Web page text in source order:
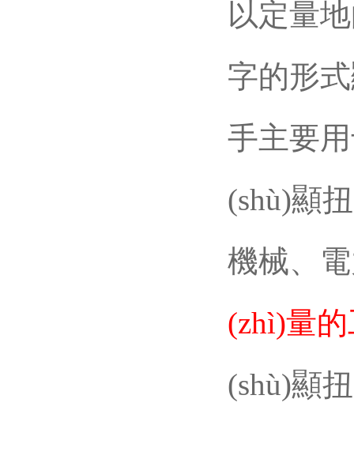
以定量地
字的形
手主要
(shù)顯
機械
(zhì)量
(shù)顯